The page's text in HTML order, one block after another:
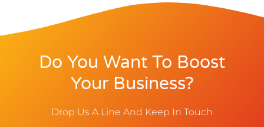
Do You Want To Boost
Your Business?
Drop Us A Line And Keep In Touch